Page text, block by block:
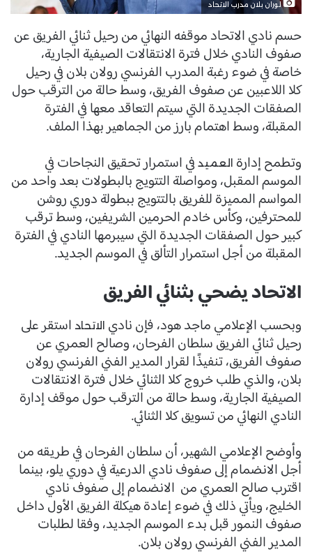
لوران بلان مدرب الاتحاد
حسم نادي الاتحاد موقفه النهائي من رحيل ثنائي الفريق عن
صفوف النادي خلال فترة الانتقالات الصيفية الجارية،
خاصة في ضوء رغبة المدرب الفرنسي رولان بلان في رحيل
كلا اللاعبين عن صفوف الفريق، وسط حالة من الترقب حول
الصفقات الجديدة التي سيتم التعاقد معها في الفترة
المقبلة، وسط اهتمام بارز من الجماهير بهذا الملف.
وتطمح إدارة العميد في استمرار تحقيق النجاحات في
الموسم المقبل، ومواصلة التتويج بالبطولات بعد واحد من
المواسم المميزة للفريق بالتتويج ببطولة دوري روشن
للمحترفين، وكأس خادم الحرمين الشريفين، وسط ترقب
كبير حول الصفقات الجديدة التي سيبرمها النادي في الفترة
المقبلة من أجل استمرار التألق في الموسم الجديد.
الاتحاد يضحي بثنائي الفريق
وبحسب الإعلامي ماجد هود، فإن نادي الاتحاد استقر على
رحيل ثنائي الفريق سلطان الفرحان، وصالح العمري عن
صفوف الفريق، تنفيذًا لقرار المدير الفني الفرنسي رولان
بلان، والذي طلب خروج كلا الثنائي خلال فترة الانتقالات
الصيفية الجارية، وسط حالة من الترقب حول موقف إدارة
النادي النهائي من تسويق كلا الثنائي.
وأوضح الإعلامي الشهير، أن سلطان الفرحان في طريقه من
أجل الانضمام إلى صفوف نادي الدرعية في دوري يلو، بينما
اقترب صالح العمري من الانضمام إلى صفوف نادي
الخليج، ويأتي ذلك في ضوء إعادة هيكلة الفريق الأول داخل
صفوف النمور قبل بدء الموسم الجديد، وفقا لطلبات
المدير الفني الفرنسي رولان بلان.